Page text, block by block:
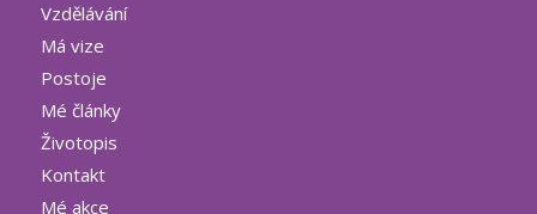
Vzdělávání
Má vize
Postoje
Mé články
Životopis
Kontakt
Mé akce